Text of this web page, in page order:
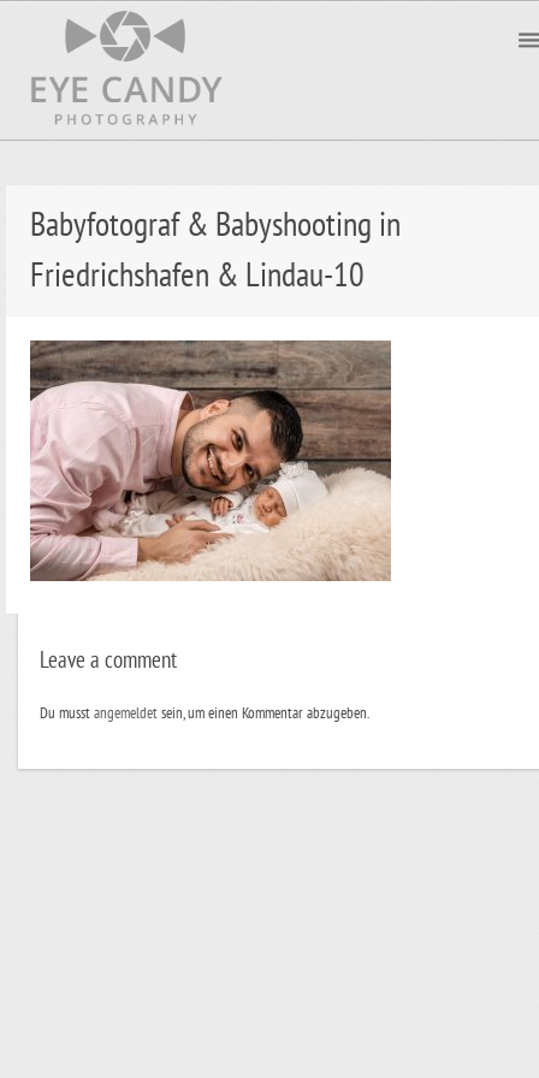
Babyfotograf & Babyshooting in
Friedrichshafen & Lindau-10
Leave a comment
Du musstangemeldetsein, um einen Kommentar abzugeben.